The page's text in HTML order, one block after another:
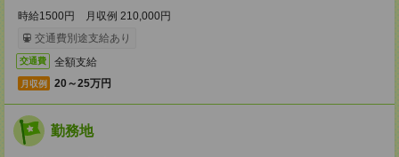
時給1500円 月収例 210,000円
交通費別途支給あり
交通費 全額支給
月収例 20～25万円
勤務地